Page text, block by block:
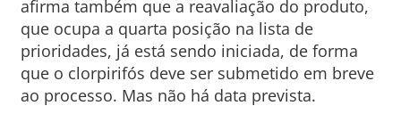
afirma também que a reavaliação do produto,
que ocupa a quarta posição na lista de
prioridades, já está sendo iniciada, de forma
que o clorpirifós deve ser submetido em breve
ao processo. Mas não há data prevista.